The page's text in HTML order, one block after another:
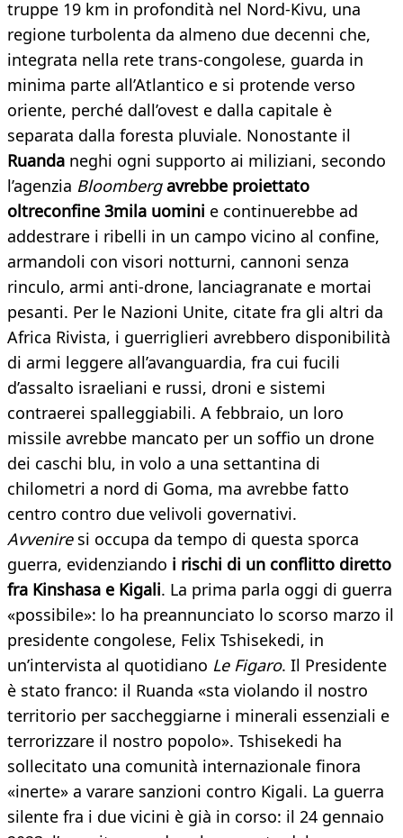
truppe 19 km in profondità nel Nord-Kivu, una
regione turbolenta da almeno due decenni che,
integrata nella rete trans-congolese, guarda in
minima parte all’Atlantico e si protende verso
oriente, perché dall’ovest e dalla capitale è
separata dalla foresta pluviale. Nonostante il
Ruanda neghi ogni supporto ai miliziani, secondo
l’agenzia Bloomberg avrebbe proiettato
oltreconfine 3mila uomini e continuerebbe ad
addestrare i ribelli in un campo vicino al confine,
armandoli con visori notturni, cannoni senza
rinculo, armi anti-drone, lanciagranate e mortai
pesanti. Per le Nazioni Unite, citate fra gli altri da
Africa Rivista, i guerriglieri avrebbero disponibilità
di armi leggere all’avanguardia, fra cui fucili
d’assalto israeliani e russi, droni e sistemi
contraerei spalleggiabili. A febbraio, un loro
missile avrebbe mancato per un soffio un drone
dei caschi blu, in volo a una settantina di
chilometri a nord di Goma, ma avrebbe fatto
centro contro due velivoli governativi.
Avveniresi occupa da tempo di questa sporca
guerra, evidenziando i rischi di un conflitto diretto
fra Kinshasa e Kigali. La prima parla oggi di guerra
«possibile»: lo ha preannunciato lo scorso marzo il
presidente congolese, Felix Tshisekedi, in
un’intervista al quotidiano Le Figaro. Il Presidente
è stato franco: il Ruanda «sta violando il nostro
territorio per saccheggiarne i minerali essenziali e
terrorizzare il nostro popolo». Tshisekedi ha
sollecitato una comunità internazionale finora
«inerte» a varare sanzioni contro Kigali. La guerra
silente fra i due vicini è già in corso: il 24 gennaio